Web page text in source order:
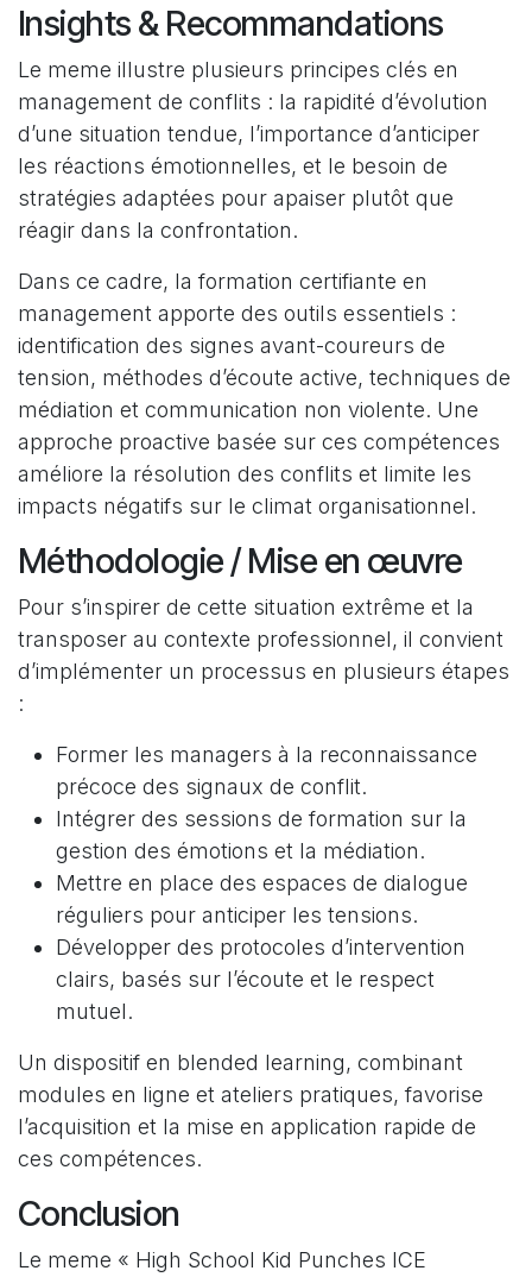
Insights & Recommandations
Le meme illustre plusieurs principes clés en
management de conflits : la rapidité d’évolution
d’une situation tendue, l’importance d’anticiper
les réactions émotionnelles, et le besoin de
stratégies adaptées pour apaiser plutôt que
réagir dans la confrontation.
Dans ce cadre, la formation certifiante en
management apporte des outils essentiels :
identification des signes avant-coureurs de
tension, méthodes d’écoute active, techniques de
médiation et communication non violente. Une
approche proactive basée sur ces compétences
améliore la résolution des conflits et limite les
impacts négatifs sur le climat organisationnel.
Méthodologie / Mise en œuvre
Pour s’inspirer de cette situation extrême et la
transposer au contexte professionnel, il convient
d’implémenter un processus en plusieurs étapes
:
Former les managers à la reconnaissance
précoce des signaux de conflit.
Intégrer des sessions de formation sur la
gestion des émotions et la médiation.
Mettre en place des espaces de dialogue
réguliers pour anticiper les tensions.
Développer des protocoles d’intervention
clairs, basés sur l’écoute et le respect
mutuel.
Un dispositif en blended learning, combinant
modules en ligne et ateliers pratiques, favorise
l’acquisition et la mise en application rapide de
ces compétences.
Conclusion
Le meme « High School Kid Punches ICE